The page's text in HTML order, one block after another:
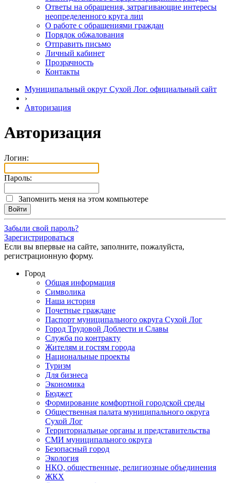
Ответы на обращения, затрагивающие интересы
неопределенного круга лиц
О работе с обращениями граждан
Порядок обжалования
Отправить письмо
Личный кабинет
Прозрачность
Контакты
Муниципальный округ Сухой Лог. официальный сайт
›
Авторизация
Авторизация
Логин:
Пароль:
Запомнить меня на этом компьютере
Забыли свой пароль?
Зарегистрироваться
Если вы впервые на сайте, заполните, пожалуйста,
регистрационную форму.
Город
Общая информация
Символика
Наша история
Почетные граждане
Паспорт муниципального округа Сухой Лог
Город Трудовой Доблести и Славы
Служба по контракту
Жителям и гостям города
Национальные проекты
Туризм
Для бизнеса
Экономика
Бюджет
Формирование комфортной городской среды
Общественная палата муниципального округа
Сухой Лог
Территориальные органы и представительства
СМИ муниципального округа
Безопасный город
Экология
НКО, общественные, религиозные объединения
ЖКХ